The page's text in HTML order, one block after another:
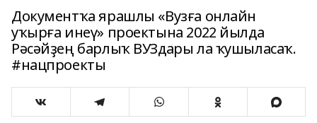
Документҡа ярашлы «Вузға онлайн
уҡырға инеү» проектына 2022 йылда
Рәсәйҙең барлыҡ ВУЗдары ла ҡушыласаҡ.
#нацпроекты